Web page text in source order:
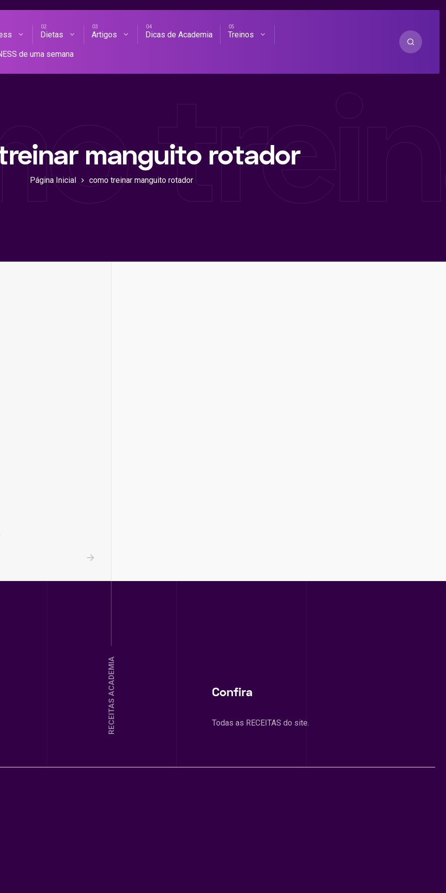
DE ACADEMIA
Dietas Artigos Dicas de Academia Treinos
de uma semana
manguito rotador
Página Inicial como treinar manguito rotador
RECEITAS ACADEMIA Confira
Todas as RECEITAS do site.